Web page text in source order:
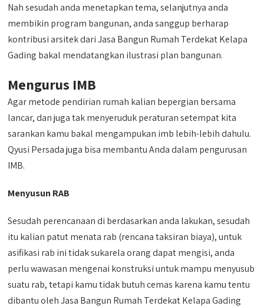
Nah sesudah anda menetapkan tema, selanjutnya anda
membikin program bangunan, anda sanggup berharap
kontribusi arsitek dari Jasa Bangun Rumah Terdekat Kelapa
Gading bakal mendatangkan ilustrasi plan bangunan.
Mengurus IMB
Agar metode pendirian rumah kalian bepergian bersama
lancar, dan juga tak menyeruduk peraturan setempat kita
sarankan kamu bakal mengampukan imb lebih-lebih dahulu.
Qyusi Persada juga bisa membantu Anda dalam pengurusan
IMB.
Menyusun RAB
Sesudah perencanaan di berdasarkan anda lakukan, sesudah
itu kalian patut menata rab (rencana taksiran biaya), untuk
asifikasi rab ini tidak sukarela orang dapat mengisi, anda
perlu wawasan mengenai konstruksi untuk mampu menyusub
suatu rab, tetapi kamu tidak butuh cemas karena kamu tentu
dibantu oleh Jasa Bangun Rumah Terdekat Kelapa Gading